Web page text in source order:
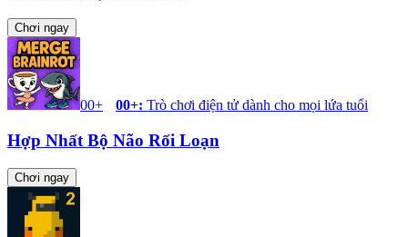
Chơi ngay
00+ 00+: Trò chơi điện tử dành cho mọi lứa tuổi
Hợp Nhất Bộ Não Rối Loạn
Chơi ngay